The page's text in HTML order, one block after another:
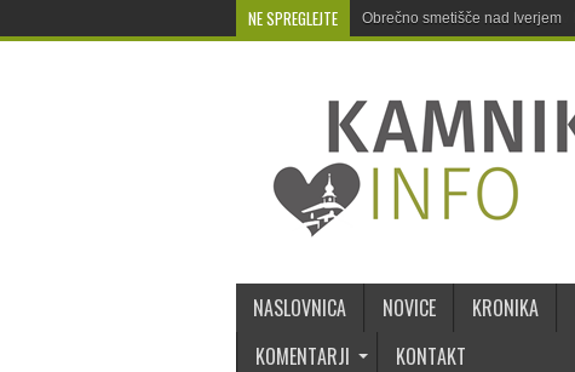
NE SPREGLEJTE Obrečno smetišče nad Iverjem
NASLOVNICA NOVICE KRONIKA
KOMENTARJI
KONTAKT